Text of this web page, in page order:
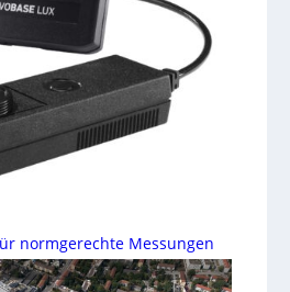
normgerechte Messungen